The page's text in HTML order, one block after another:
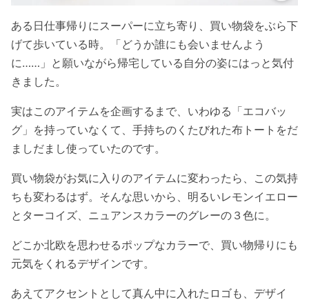
ある日仕事帰りにスーパーに立ち寄り、買い物袋をぶら下
げて歩いている時。「どうか誰にも会いませんよう
に……」と願いながら帰宅している自分の姿にはっと気付
きました。
実はこのアイテムを企画するまで、いわゆる「エコバッ
グ」を持っていなくて、手持ちのくたびれた布トートをだ
ましだまし使っていたのです。
買い物袋がお気に入りのアイテムに変わったら、この気持
ちも変わるはず。そんな思いから、明るいレモンイエロー
とターコイズ、ニュアンスカラーのグレーの３色に。
どこか北欧を思わせるポップなカラーで、買い物帰りにも
元気をくれるデザインです。
あえてアクセントとして真ん中に入れたロゴも、デザイ